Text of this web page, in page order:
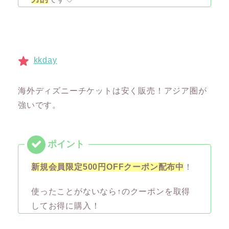
kkday
海外ディズニーチケットは安く販売！アジア圏が
強いです。
新規会員限定500円OFFクーポン配布中 ！
使ったことがないなら↑のクーポンを取得
してお得に購入！